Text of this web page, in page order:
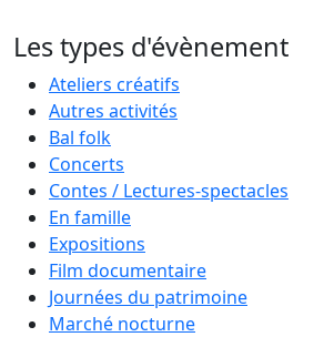
Les types d'évènement
Ateliers créatifs
Autres activités
Bal folk
Concerts
Contes / Lectures-spectacles
En famille
Expositions
Film documentaire
Journées du patrimoine
Marché nocturne